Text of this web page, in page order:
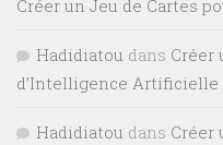
Créer un Jeu de Cartes
Hadidiatou dans Créer
d’Intelligence Artificielle
Hadidiatou dans Créer